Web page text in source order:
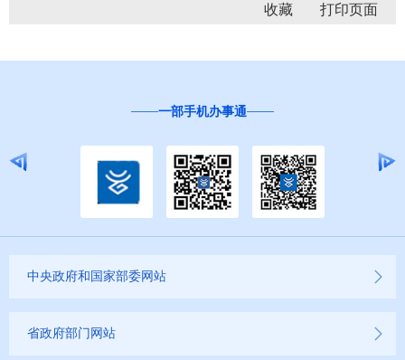
收藏
一部手机办事通
中央政府和国家部委网站
省政府部门网站